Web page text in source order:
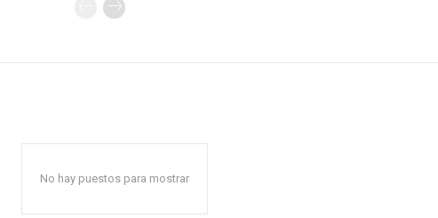
No hay puestos para mostrar